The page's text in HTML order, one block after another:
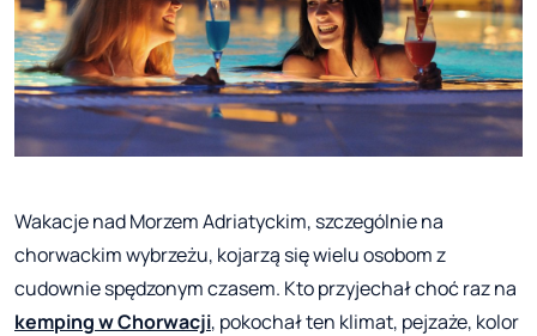
Wakacje nad Morzem Adriatyckim, szczególnie na
chorwackim wybrzeżu, kojarzą się wielu osobom z
cudownie spędzonym czasem. Kto przyjechał choć raz na
kemping w Chorwacji, pokochał ten klimat, pejzaże, kolor